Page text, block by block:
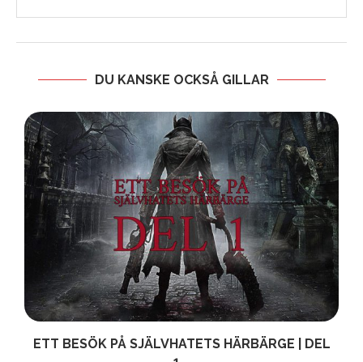
DU KANSKE OCKSÅ GILLAR
ETT BESÖK PÅ SJÄLVHATETS HÄRBÄRGE | DEL